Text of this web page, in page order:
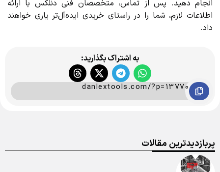
انجام دهید. پس از تماس، متخصصان فنی دنلکس با ارائه
اطلاعات لازم، شما را در راستای خریدی ایده‌آل‌تر یاری خواهند
داد.
به اشتراک بگذارید:
danlextools.com/?p=13770
پربازدیدترین مقالات